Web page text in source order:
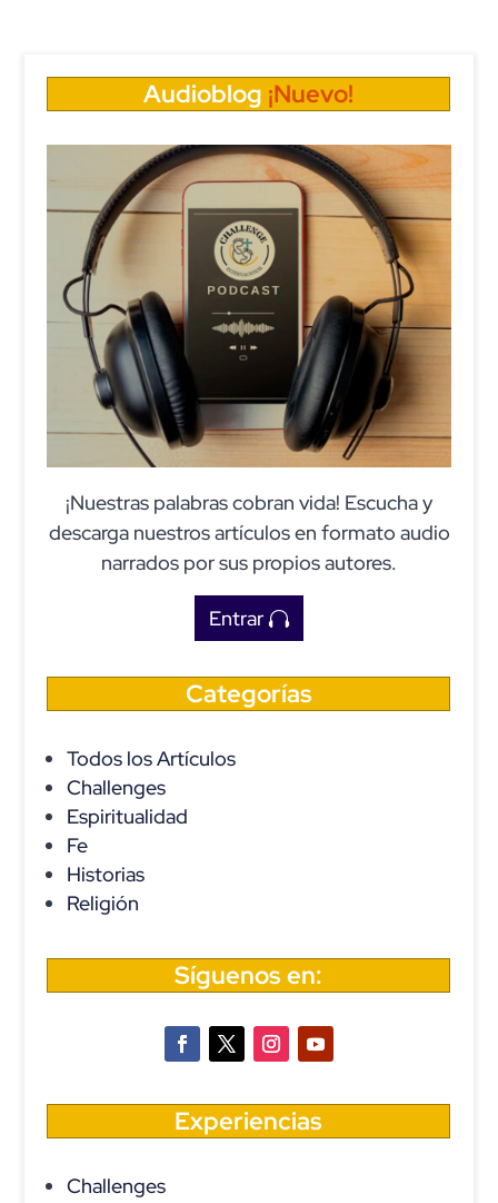
Audioblog ¡Nuevo!
¡Nuestras palabras cobran vida! Escucha y
descarga nuestros artículos en formato audio
narrados por sus propios autores.
Entrar
Categorías
Todos los Artículos
Challenges
Espiritualidad
Fe
Historias
Religión
Síguenos en:
Experiencias
Challenges